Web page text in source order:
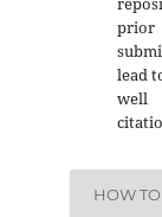
lead
well
HOW TO